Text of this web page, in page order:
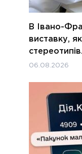
В Івано-
виставку,
06.08.2026